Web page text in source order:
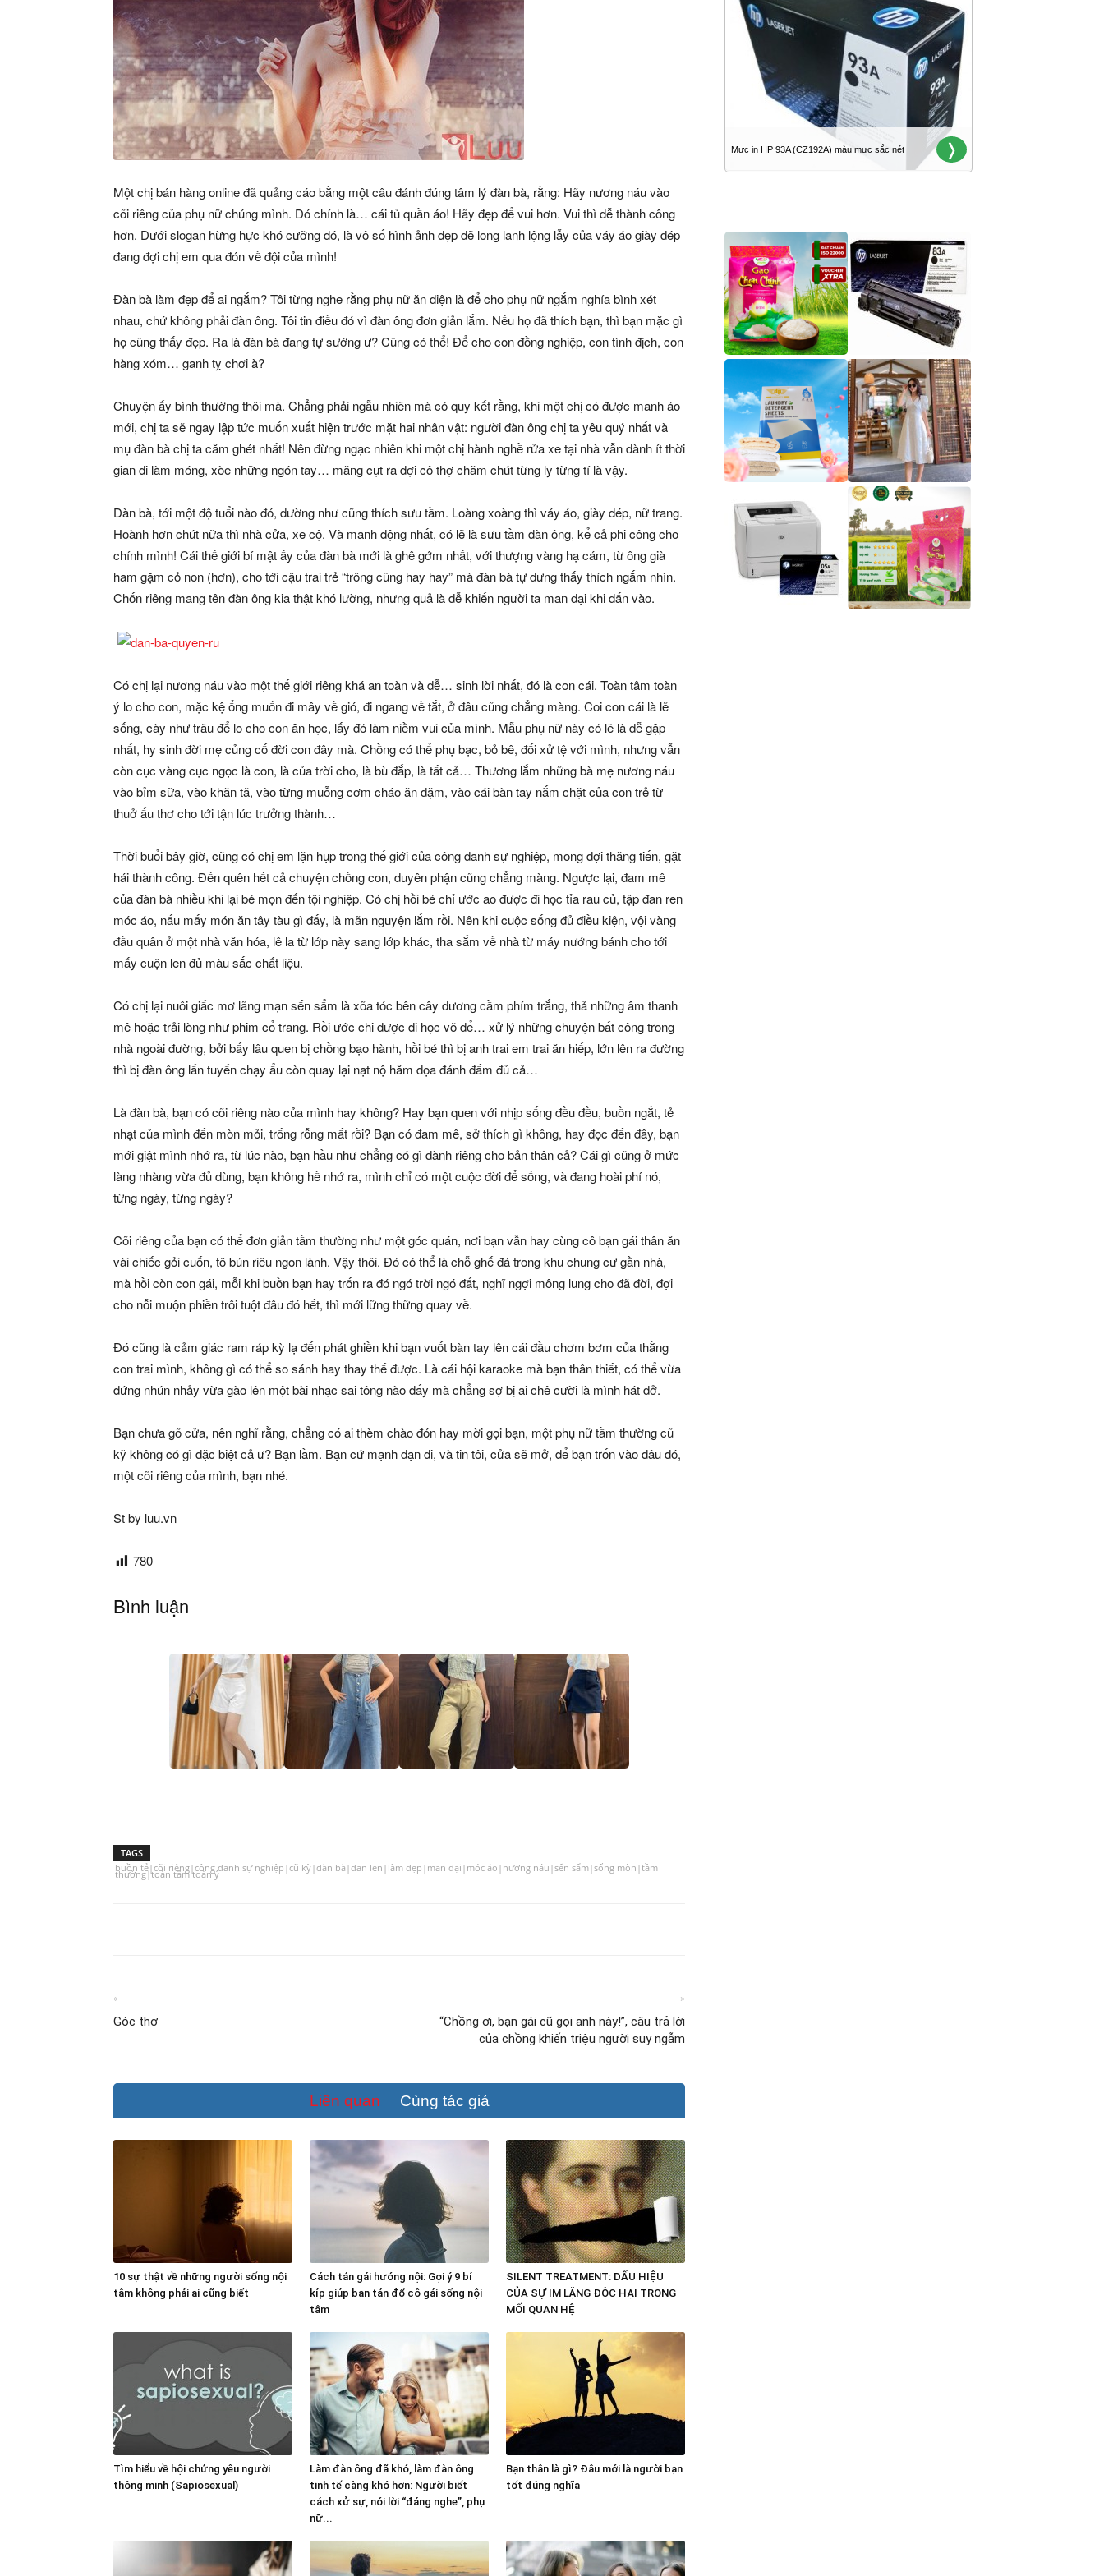
Một chị bán hàng online đã quảng cáo bằng một câu đánh đúng tâm lý đàn bà, rằng: Hãy nương náu vào
cõi riêng của phụ nữ chúng mình. Đó chính là… cái tủ quần áo! Hãy đẹp để vui hơn. Vui thì dễ thành công
hơn. Dưới slogan hừng hực khó cưỡng đó, là vô số hình ảnh đẹp đẽ long lanh lộng lẫy của váy áo giày dép
đang đợi chị em qua đón về đội của mình!
Đàn bà làm đẹp để ai ngắm? Tôi từng nghe rằng phụ nữ ăn diện là để cho phụ nữ ngắm nghía bình xét
nhau, chứ không phải đàn ông. Tôi tin điều đó vì đàn ông đơn giản lắm. Nếu họ đã thích bạn, thì bạn mặc gì
họ cũng thấy đẹp. Ra là đàn bà đang tự sướng ư? Cũng có thể! Để cho con đồng nghiệp, con tình địch, con
hàng xóm… ganh tỵ chơi à?
Chuyện ấy bình thường thôi mà. Chẳng phải ngẫu nhiên mà có quy kết rằng, khi một chị có được manh áo
mới, chị ta sẽ ngay lập tức muốn xuất hiện trước mặt hai nhân vật: người đàn ông chị ta yêu quý nhất và
mụ đàn bà chị ta căm ghét nhất! Nên đừng ngạc nhiên khi một chị hành nghề rửa xe tại nhà vẫn dành ít thời
gian đi làm móng, xòe những ngón tay… măng cụt ra đợi cô thợ chăm chút từng ly từng tí là vậy.
Đàn bà, tới một độ tuổi nào đó, dường như cũng thích sưu tầm. Loàng xoàng thì váy áo, giày dép, nữ trang.
Hoành hơn chút nữa thì nhà cửa, xe cộ. Và manh động nhất, có lẽ là sưu tầm đàn ông, kể cả phi công cho
chính mình! Cái thế giới bí mật ấy của đàn bà mới là ghê gớm nhất, với thượng vàng hạ cám, từ ông già
ham gặm cỏ non (hơn), cho tới cậu trai trẻ “trông cũng hay hay” mà đàn bà tự dưng thấy thích ngắm nhìn.
Chốn riêng mang tên đàn ông kia thật khó lường, nhưng quả là dễ khiến người ta man dại khi dấn vào.
Có chị lại nương náu vào một thế giới riêng khá an toàn và dễ… sinh lời nhất, đó là con cái. Toàn tâm toàn
ý lo cho con, mặc kệ ổng muốn đi mây về gió, đi ngang về tắt, ở đâu cũng chẳng màng. Coi con cái là lẽ
sống, cày như trâu để lo cho con ăn học, lấy đó làm niềm vui của mình. Mẫu phụ nữ này có lẽ là dễ gặp
nhất, hy sinh đời mẹ củng cố đời con đây mà. Chồng có thể phụ bạc, bỏ bê, đối xử tệ với mình, nhưng vẫn
còn cục vàng cục ngọc là con, là của trời cho, là bù đắp, là tất cả… Thương lắm những bà mẹ nương náu
vào bỉm sữa, vào khăn tã, vào từng muỗng cơm cháo ăn dặm, vào cái bàn tay nắm chặt của con trẻ từ
thuở ấu thơ cho tới tận lúc trưởng thành…
Thời buổi bây giờ, cũng có chị em lặn hụp trong thế giới của công danh sự nghiệp, mong đợi thăng tiến, gặt
hái thành công. Đến quên hết cả chuyện chồng con, duyên phận cũng chẳng màng. Ngược lại, đam mê
của đàn bà nhiều khi lại bé mọn đến tội nghiệp. Có chị hồi bé chỉ ước ao được đi học tỉa rau củ, tập đan ren
móc áo, nấu mấy món ăn tây tàu gì đấy, là mãn nguyện lắm rồi. Nên khi cuộc sống đủ điều kiện, vội vàng
đầu quân ở một nhà văn hóa, lê la từ lớp này sang lớp khác, tha sắm về nhà từ máy nướng bánh cho tới
mấy cuộn len đủ màu sắc chất liệu.
Có chị lại nuôi giấc mơ lãng mạn sến sẩm là xõa tóc bên cây dương cầm phím trắng, thả những âm thanh
mê hoặc trải lòng như phim cổ trang. Rồi ước chi được đi học võ để… xử lý những chuyện bất công trong
nhà ngoài đường, bởi bấy lâu quen bị chồng bạo hành, hồi bé thì bị anh trai em trai ăn hiếp, lớn lên ra đường
thì bị đàn ông lấn tuyến chạy ẩu còn quay lại nạt nộ hăm dọa đánh đấm đủ cả…
Là đàn bà, bạn có cõi riêng nào của mình hay không? Hay bạn quen với nhịp sống đều đều, buồn ngắt, tẻ
nhạt của mình đến mòn mỏi, trống rỗng mất rồi? Bạn có đam mê, sở thích gì không, hay đọc đến đây, bạn
mới giật mình nhớ ra, từ lúc nào, bạn hầu như chẳng có gì dành riêng cho bản thân cả? Cái gì cũng ở mức
làng nhàng vừa đủ dùng, bạn không hề nhớ ra, mình chỉ có một cuộc đời để sống, và đang hoài phí nó,
từng ngày, từng ngày?
Cõi riêng của bạn có thể đơn giản tầm thường như một góc quán, nơi bạn vẫn hay cùng cô bạn gái thân ăn
vài chiếc gỏi cuốn, tô bún riêu ngon lành. Vậy thôi. Đó có thể là chỗ ghế đá trong khu chung cư gần nhà,
mà hồi còn con gái, mỗi khi buồn bạn hay trốn ra đó ngó trời ngó đất, nghĩ ngợi mông lung cho đã đời, đợi
cho nỗi muộn phiền trôi tuột đâu đó hết, thì mới lững thững quay về.
Đó cũng là cảm giác ram ráp kỳ lạ đến phát ghiền khi bạn vuốt bàn tay lên cái đầu chơm bơm của thằng
con trai mình, không gì có thể so sánh hay thay thế được. Là cái hội karaoke mà bạn thân thiết, có thể vừa
đứng nhún nhảy vừa gào lên một bài nhạc sai tông nào đấy mà chẳng sợ bị ai chê cười là mình hát dở.
Bạn chưa gõ cửa, nên nghĩ rằng, chẳng có ai thèm chào đón hay mời gọi bạn, một phụ nữ tầm thường cũ
kỹ không có gì đặc biệt cả ư? Bạn lầm. Bạn cứ mạnh dạn đi, và tin tôi, cửa sẽ mở, để bạn trốn vào đâu đó,
một cõi riêng của mình, bạn nhé.
St by luu.vn
780
Bình luận
TAGS
buồn tẻ|cõi riêng|công danh sự nghiệp|cũ kỹ|đàn bà|đan len|làm đẹp|man dại|móc áo|nương náu|sến sẩm|sống mòn|tầm
thường|toàn tâm toàn ý
«
Góc thơ
»
“Chồng ơi, bạn gái cũ gọi anh này!”, câu trả lời
của chồng khiến triệu người suy ngẫm
Liên quan Cùng tác giả
10 sự thật về những người sống nội
tâm không phải ai cũng biết
Cách tán gái hướng nội: Gợi ý 9 bí
kíp giúp bạn tán đổ cô gái sống nội
tâm
SILENT TREATMENT: DẤU HIỆU
CỦA SỰ IM LẶNG ĐỘC HẠI TRONG
MỐI QUAN HỆ
Tìm hiểu về hội chứng yêu người
thông minh (Sapiosexual)
Làm đàn ông đã khó, làm đàn ông
tinh tế càng khó hơn: Người biết
cách xử sự, nói lời “đáng nghe”, phụ
nữ...
Bạn thân là gì? Đâu mới là người bạn
tốt đúng nghĩa